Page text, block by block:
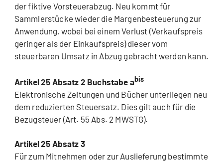
der fiktive Vorsteuerabzug. Neu kommt für
Sammlerstücke wieder die Margenbesteuerung zur
Anwendung, wobei bei einem Verlust (Verkaufspreis
geringer als der Einkaufspreis) dieser vom
steuerbaren Umsatz in Abzug gebracht werden kann.
Artikel 25 Absatz 2 Buchstabe abis
Elektronische Zeitungen und Bücher unterliegen neu
dem reduzierten Steuersatz. Dies gilt auch für die
Bezugsteuer (Art. 55 Abs. 2 MWSTG).
Artikel 25 Absatz 3
Für zum Mitnehmen oder zur Auslieferung bestimmte